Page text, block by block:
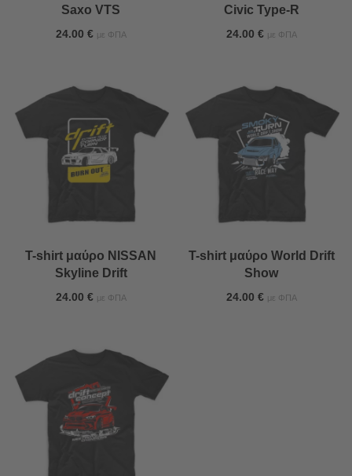
Saxo VTS
24.00 € με ΦΠΑ
Civic Type-R
24.00 € με ΦΠΑ
T-shirt μαύρο NISSAN
Skyline Drift
24.00 € με ΦΠΑ
T-shirt μαύρο World Drift
Show
24.00 € με ΦΠΑ